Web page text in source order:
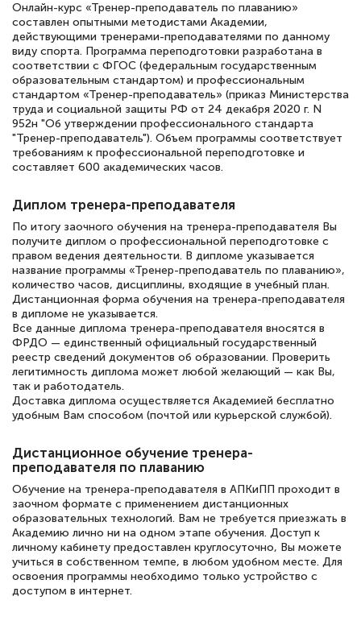
Елена Кравченко
Знаток города 5 уровня
18 марта 2026
Выражаю благодарность за курс
повышения квалификации "Эксперт ЕГЭ по
полезных материалов помогли
подготовиться к тестированию. Это
книги, методические рекомендации,
статьи. Времени на подготовку
достаточно. Курс помогает пройти
аттестацию в школе. Спасибо!
Евгения Коротких
Знаток города 2 уровня
12 марта 2026
Спасибо большое Академии! Грамотное,
вежливое сопровождение! Всё чётко и
понятно! Проходила повышение
квалификации. Ещё раз - СПАСИБО!
Онлайн-курс «Тренер-преподаватель по плаванию»
составлен опытными методистами Академии,
действующими тренерами-преподавателями по данному
виду спорта. Программа переподготовки разработана в
соответствии с ФГОС (федеральным государственным
образовательным стандартом) и профессиональным
стандартом «Тренер-преподаватель» (приказ Министерства
труда и социальной защиты РФ от 24 декабря 2020 г. N
952н "Об утверждении профессионального стандарта
"Тренер-преподаватель"). Объем программы соответствует
требованиям к профессиональной переподготовке и
составляет 600 академических часов.
Диплом тренера-преподавателя
По итогу заочного обучения на тренера-преподавателя Вы
получите диплом о профессиональной переподготовке с
правом ведения деятельности. В дипломе указывается
название программы «Тренер-преподаватель по плаванию»,
количество часов, дисциплины, входящие в учебный план.
Дистанционная форма обучения на тренера-преподавателя
в дипломе не указывается.
Все данные диплома тренера-преподавателя вносятся в
ФРДО — единственный официальный государственный
реестр сведений документов об образовании. Проверить
легитимность диплома может любой желающий — как Вы,
так и работодатель.
Доставка диплома осуществляется Академией бесплатно
удобным Вам способом (почтой или курьерской службой).
Дистанционное обучение тренера-
преподавателя по плаванию
Обучение на тренера-преподавателя в АПКиПП проходит в
заочном формате с применением дистанционных
образовательных технологий. Вам не требуется приезжать в
Академию лично ни на одном этапе обучения. Доступ к
личному кабинету предоставлен круглосуточно, Вы можете
учиться в собственном темпе, в любом удобном месте. Для
освоения программы необходимо только устройство с
доступом в интернет.